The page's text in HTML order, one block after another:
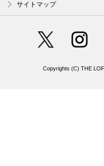
サイトマップ
Copyrights (C) THE